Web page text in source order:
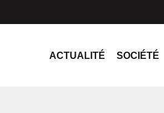
ACTUALITÉ SOCIÉTÉ